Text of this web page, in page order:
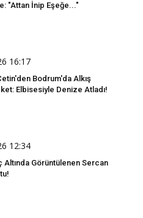
"Attan İnip Eşeğe..."
16:17
Bodrum'da Alkış
Elbisesiyle Denize Atladı!
12:34
Altında Görüntülenen Sercan